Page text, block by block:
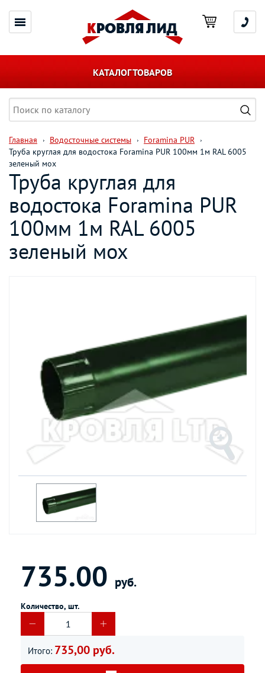
КАТАЛОГ ТОВАРОВ
Главная Водосточные системы
Foramina PUR
Труба круглая для водостока Foramina PUR 100мм 1м RAL 6005
зеленый мох
Труба круглая для
водостока Foramina PUR
100мм 1м RAL 6005
зеленый мох
735.00 руб.
Количество, шт.
Итого: 735,00 руб.